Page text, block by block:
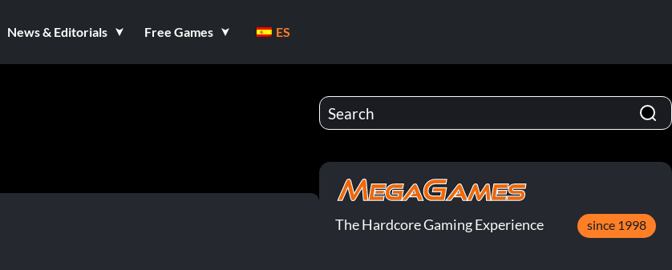
News & Editorials Free Games ES
The Hardcore Gaming Experience since 1998